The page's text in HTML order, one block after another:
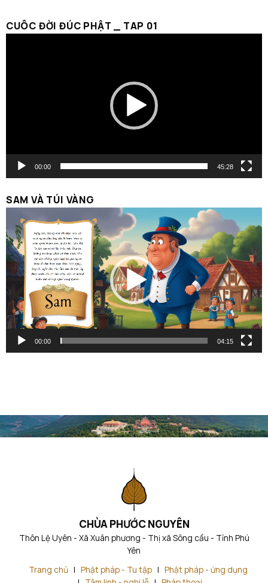
CUÔC ĐỜI ĐÚC PHẬT _ TAP 01
00:00 45:28
SAM VÀ TÚI VÀNG
chơi
Video
00:00 04:15
CHÙA PHƯỚC NGUYÊN
Thôn Lệ Uyên - Xã Xuân phương - Thị xã Sông cầu - Tỉnh Phú
Yên
Trang chủ |Phật pháp - Tu tập |Phật pháp - ứng dụng